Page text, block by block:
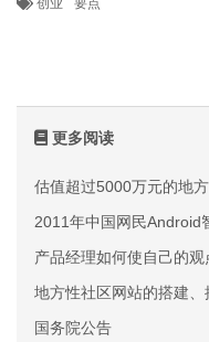
更多阅读
估值超过5000万元的地
2011年中国网民Android
产品经理如何使自己的观
地方性社区网站的搭建
国务院公告